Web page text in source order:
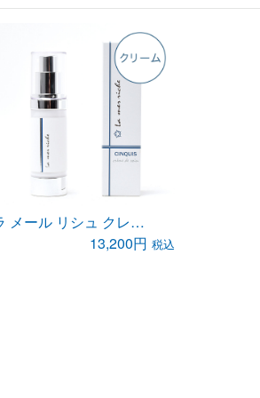
ラ メール リシュ クレム ド ソワン ＜クリーム美容液 ＞
13,200円 税込